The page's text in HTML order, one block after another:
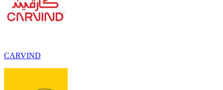
CARVIND